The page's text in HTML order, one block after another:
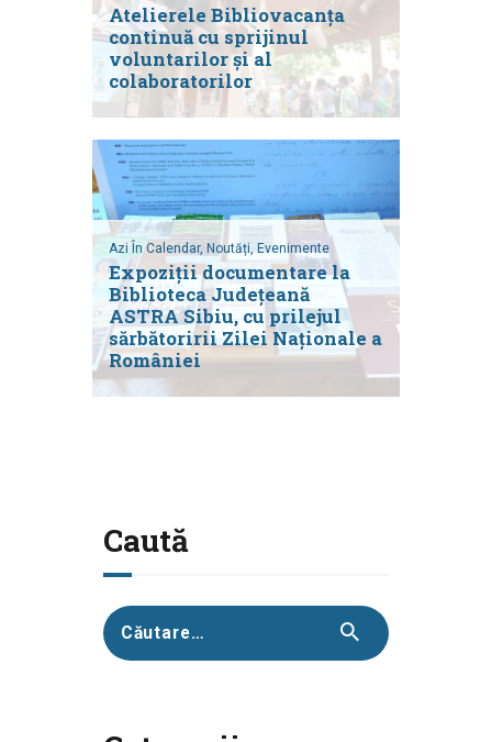
Atelierele Bibliovacanța
continuă cu sprijinul
voluntarilor și al
colaboratorilor
Azi În Calendar, Noutăți, Evenimente
Expoziții documentare la
Biblioteca Județeană
ASTRA Sibiu, cu prilejul
sărbătoririi Zilei Naționale a
României
Caută
Caută
după: